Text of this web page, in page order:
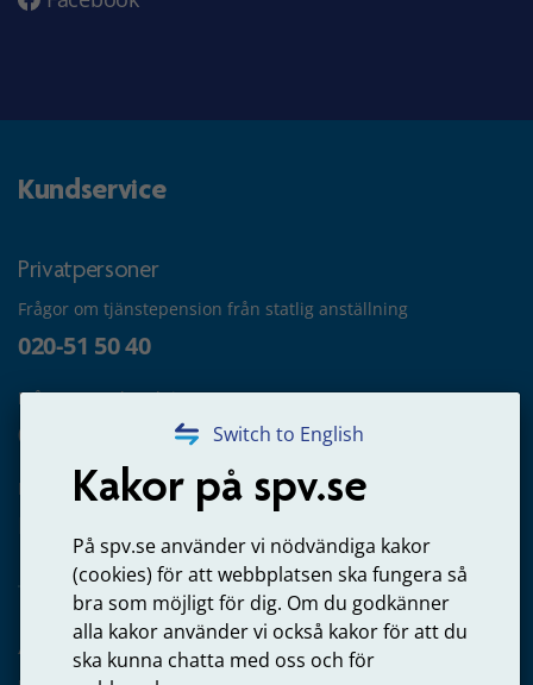
Switch to English
Kakor på spv.se
På spv.se använder vi nödvändiga kakor
(cookies) för att webbplatsen ska fungera så
bra som möjligt för dig. Om du godkänner
alla kakor använder vi också kakor för att du
ska kunna chatta med oss och för
Kundservice
Privatpersoner
Frågor om tjänstepension från statlig anställning
020-51 50 40
Frågor om utbetalning
020-65 00 65
Kontakta oss
Arbetsgivare